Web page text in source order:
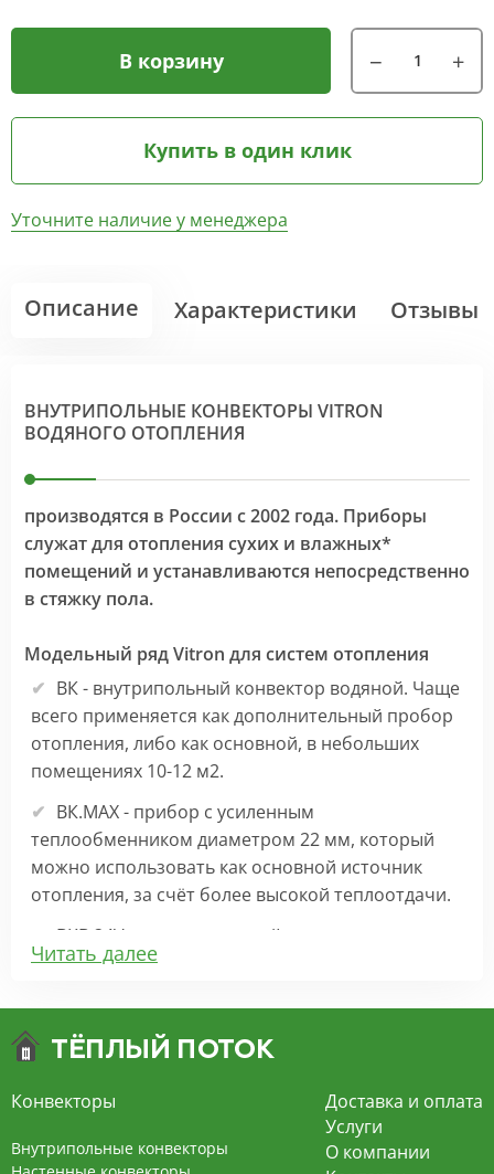
В корзину
Купить в один клик
Уточните наличие у менеджера
Описание Характеристики Отзывы
ВНУТРИПОЛЬНЫЕ КОНВЕКТОРЫ VITRON
ВОДЯНОГО ОТОПЛЕНИЯ
производятся в России с 2002 года. Приборы
служат для отопления сухих и влажных*
помещений и устанавливаются непосредственно
в стяжку пола.
Модельный ряд Vitron для систем отопления
ВК - внутрипольный конвектор водяной. Чаще
всего применяется как дополнительный пробор
отопления, либо как основной, в небольших
помещениях 10-12 м2.
ВК.МАХ - прибор с усиленным
теплообменником диаметром 22 мм, который
можно использовать как основной источник
отопления, за счёт более высокой теплоотдачи.
ВКВ 24V – внутрипольный конвектор
отопления с вентилятором на 24В подходит для
экономит электроэнергию и бесшумно работает.
конвекцией на 220В. За счет тангенциального
вентилятора создает принудительную
Читать далее
Конвекторы
Внутрипольные конвекторы
Доставка и оплата
Услуги
О компании